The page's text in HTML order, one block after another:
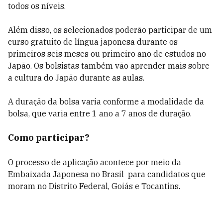
todos os níveis.
Além disso, os selecionados poderão participar de um
curso gratuito de língua japonesa durante os
primeiros seis meses ou primeiro ano de estudos no
Japão. Os bolsistas também vão aprender mais sobre
a cultura do Japão durante as aulas.
A duração da bolsa varia conforme a modalidade da
bolsa, que varia entre 1 ano a 7 anos de duração.
Como participar?
O processo de aplicação acontece por meio da
Embaixada Japonesa no Brasil para candidatos que
moram no Distrito Federal, Goiás e Tocantins.